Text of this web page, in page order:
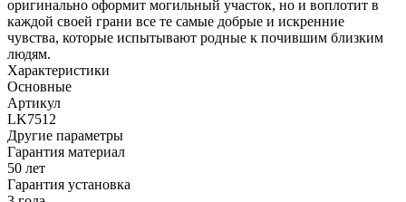
оригинально оформит могильный участок, но и воплотит в
каждой своей грани все те самые добрые и искренние
чувства, которые испытывают родные к почившим близким
людям.
Характеристики
Основные
Артикул
LK7512
Другие параметры
Гарантия материал
50 лет
Гарантия установка